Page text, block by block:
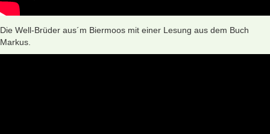
Die Well-Brüder aus´m Biermoos mit einer Lesung aus dem Buch
Markus.